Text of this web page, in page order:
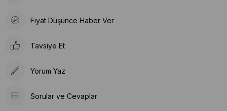
Fiyat Düşünce Haber Ver
Tavsiye Et
Yorum Yaz
Sorular ve Cevaplar